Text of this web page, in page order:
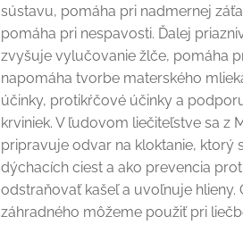
sústavu, pomáha pri nadmernej
pomáha pri nespavosti. Ďalej
zvyšuje vylučovanie žlče, pomáha
napomáha tvorbe materského
účinky, protikŕčové účinky a
krviniek. V ľudovom liečiteľstve sa z
pripravuje odvar na kloktanie, ktorý
dýchacích ciest a ako prevencia
odstraňovať kašeľ a uvoľnuje hlieny.
záhradného môžeme použiť pri